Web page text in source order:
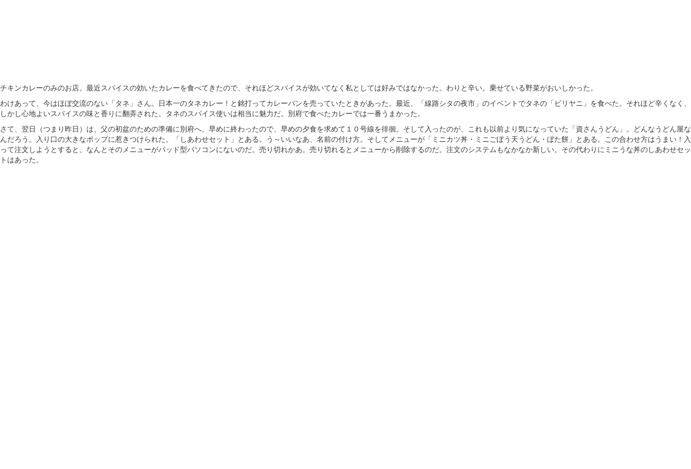
チキンカレーのみのお店。最近スパイスの効いたカレーを食べてきたので、それほどスパイスが効いてなく私としては好みではなかった。わりと辛い。乗せている野菜がおいしかった。
わけあって、今はほぼ交流のない「タネ」さん。日本一のタネカレー！と銘打ってカレーパンを売っていたときがあった。最近、「線路シタの夜市」のイベントでタネの「ビリヤニ」を食べた。それほど辛くなく、
しかし心地よいスパイスの味と香りに翻弄された。タネのスパイス使いは相当に魅力だ。別府で食べたカレーでは一番うまかった。
さて、翌日（つまり昨日）は、父の初盆のための準備に別府へ。早めに終わったので、早めの夕食を求めて１０号線を徘徊。そして入ったのが、これも以前より気になっていた「資さんうどん」。どんなうどん屋な
んだろう。入り口の大きなポップに惹きつけられた。「しあわせセット」とある。う～いいなあ、名前の付け方。そしてメニューが「ミニカツ丼・ミニごぼう天うどん・ぼた餅」とある。この合わせ方はうまい！入
って注文しようとすると、なんとそのメニューがパッド型パソコンにないのだ。売り切れかあ。売り切れるとメニューから削除するのだ。注文のシステムもなかなか新しい。その代わりにミニうな丼のしあわせセッ
トはあった。